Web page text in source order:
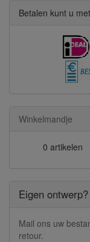
Betalen kunt u
Winkelmandje
0 artikelen
Eigen ontwerp?
Mail ons uw
retour.